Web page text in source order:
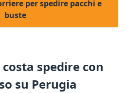
per spedire pacchi e
buste
spedire con
su Perugia